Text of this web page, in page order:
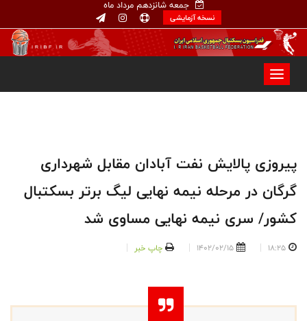
جمعه شانزدهم مرداد ماه
نسخه آزمایشی
پیروزی پالایش نفت آبادان مقابل شهرداری
گرگان در مرحله نیمه نهایی لیگ برتر بسکتبال
کشور/ سری نیمه نهایی مساوی شد
18:25
1402/02/15 چاپ خبر